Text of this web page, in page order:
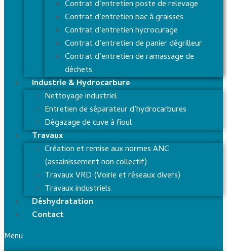
Contrat d’entretien poste de relevage
Contrat d’entretien bac à graisses
Contrat d’entretien hycrocurage
Contrat d’entretien de panier dégrilleur
Contrat d’entretien de ramassage de
déchets
Industrie & Hydrocarbure
Nettoyage industriel
Entretien de séparateur d’hydrocarbures
Dégazage de cuve à fioul
Travaux
Création et remise aux normes ANC
(assainissement non collectif)
Travaux VRD (Voirie et réseaux divers)
Travaux industriels
Déshydratation
Contact
Menu